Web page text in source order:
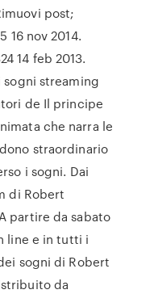
post;
16 nov 2014.
14 feb 2013.
streaming
de Il principe
che narra le
straordinario
i sogni. Dai
di Robert
partire da sabato
line e in tutti i
sogni di Robert
da